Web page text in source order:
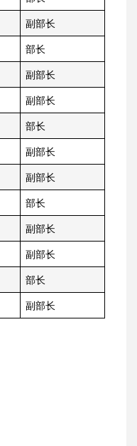
副部长
部长
副部长
副部长
部长
副部长
副部长
部长
副部长
副部长
部长
副部长